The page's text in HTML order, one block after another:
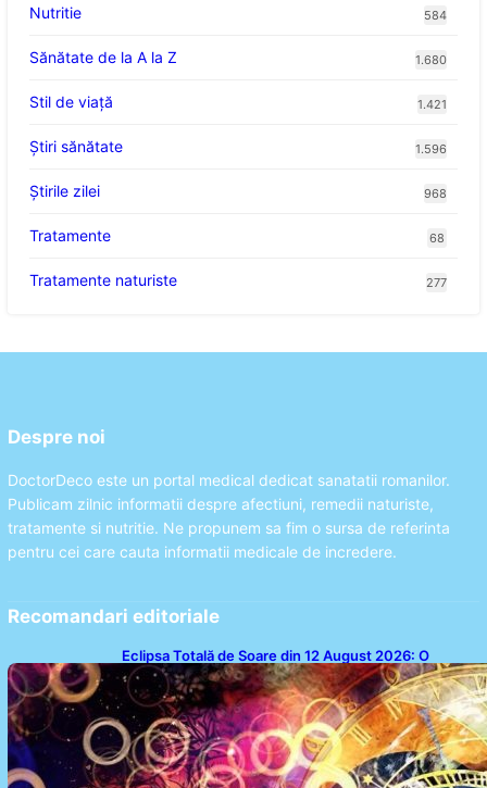
Nutritie 584
Sănătate de la A la Z 1.680
Stil de viaţă 1.421
Ştiri sănătate 1.596
Știrile zilei 968
Tratamente 68
Tratamente naturiste 277
Despre noi
DoctorDeco este un portal medical dedicat sanatatii romanilor.
Publicam zilnic informatii despre afectiuni, remedii naturiste,
tratamente si nutritie. Ne propunem sa fim o sursa de referinta
pentru cei care cauta informatii medicale de incredere.
Recomandari editoriale
Eclipsa Totală de Soare din 12 August 2026: O
Analiză a Impactului asupra Trei Zodii și a Ciclului de
18 Ani